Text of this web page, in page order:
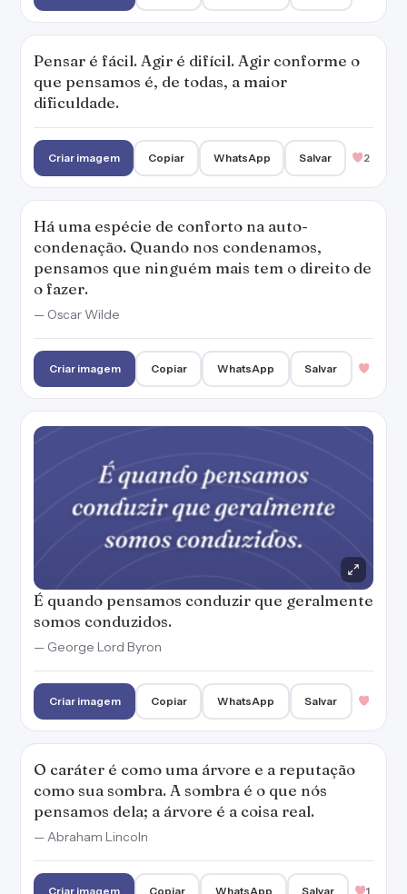
Pensar é fácil. Agir é difícil. Agir conforme o
que pensamos é, de todas, a maior
dificuldade.
Criar imagem Copiar WhatsApp Salvar 2
Há uma espécie de conforto na auto-
condenação. Quando nos condenamos,
pensamos que ninguém mais tem o direito de
o fazer.
— Oscar Wilde
Criar imagem Copiar WhatsApp Salvar
É quando pensamos conduzir que geralmente
somos conduzidos.
— George Lord Byron
Criar imagem Copiar WhatsApp Salvar
O caráter é como uma árvore e a reputação
como sua sombra. A sombra é o que nós
pensamos dela; a árvore é a coisa real.
— Abraham Lincoln
Criar imagem Copiar WhatsApp Salvar 1